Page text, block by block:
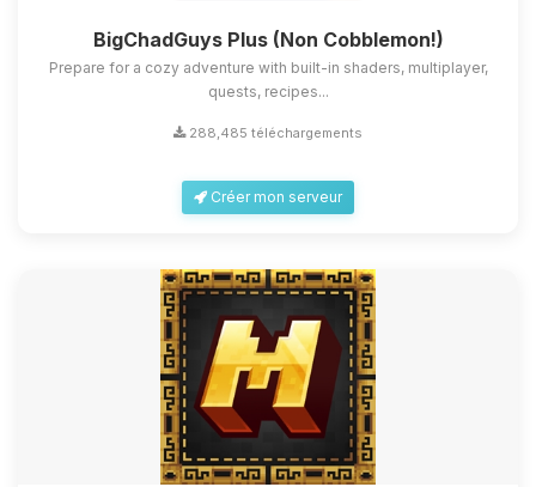
BigChadGuys Plus (Non Cobblemon!)
Prepare for a cozy adventure with built-in shaders, multiplayer,
quests, recipes...
288,485 téléchargements
Créer mon serveur
tu as besoin et je vais remuer mes
petits circuits pour t’aider.
07/08/2026 à 03:34